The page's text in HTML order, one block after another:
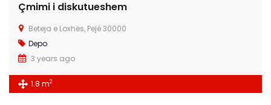
Çmimi i diskutueshem
Beteja e Loxhës, Pejë 30000
Depo
3 years ago
1.8 m2